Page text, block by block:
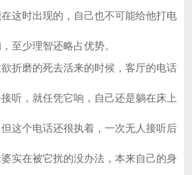
时出现的，自己也不可能给他打电
至少理智还略占优势。
磨的死去活来的时候，客厅的电话
听，就任凭它响，自己还是躺在床上
这个电话还很执着，一次无人接听后
实在被它扰的没办法，本来自己的身